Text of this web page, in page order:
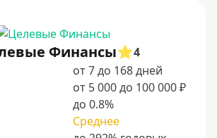
Финансы
4
от 7 до 168 дней
от 5 000 до 100 000 ₽
до 0.8%
Среднее